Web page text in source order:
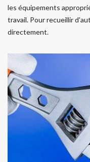
les équipements
travail. Pour recueillir
directement.